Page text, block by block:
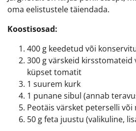
oma eelistustele täiendada.
Koostisosad:
400 g keedetud või
300 g värskeid kirsstomateid
küpset tomatit
1 suurem kurk
1 punane sibul (annab
Peotäis värsket peterselli või
50 g feta juustu (valikuline,